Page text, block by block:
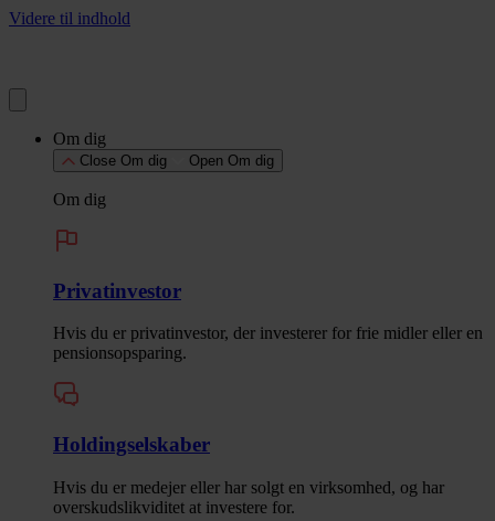
Videre til indhold
Om dig
Close Om dig Open Om dig
Om dig
Privatinvestor
Hvis du er privatinvestor, der investerer for frie midler eller en
pensionsopsparing.
Holdingselskaber
Hvis du er medejer eller har solgt en virksomhed, og har
overskudslikviditet at investere for.